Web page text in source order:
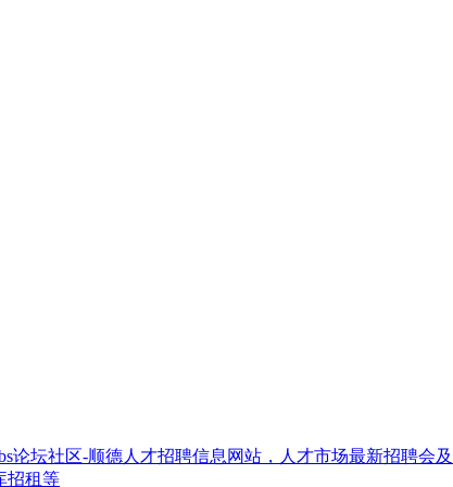
坛社区-顺德人才招聘信息网站，人才市场最新招聘会
招租等